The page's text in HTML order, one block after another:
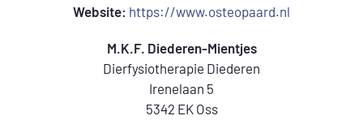
Website: https://www.osteopaard.nl
M.K.F. Diederen-Mientjes
Dierfysiotherapie Diederen
Irenelaan 5
5342 EK Oss